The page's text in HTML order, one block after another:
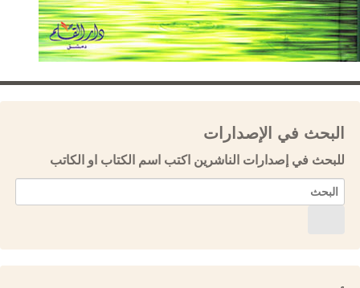
البحث في الإصدارات
للبحث في إصدارات الناشرين اكتب اسم الكتاب او الكاتب